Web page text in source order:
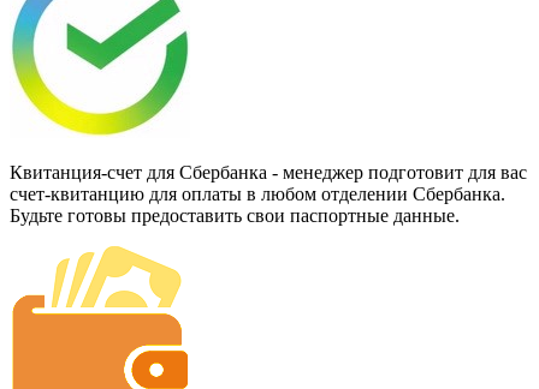
Квитанция-счет для Сбербанка - менеджер подготовит для вас
счет-квитанцию для оплаты в любом отделении Сбербанка.
Будьте готовы предоставить свои паспортные данные.